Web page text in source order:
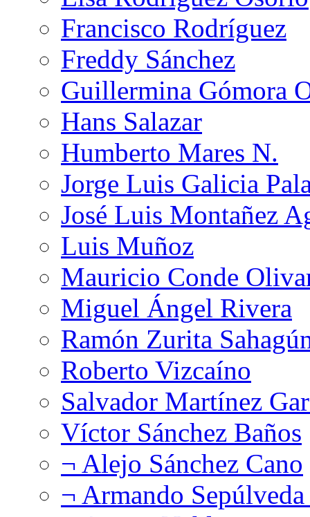
Francisco Rodríguez
Freddy Sánchez
Guillermina Gómora
Hans Salazar
Humberto Mares N.
Jorge Luis Galicia
José Luis Montañez
Luis Muñoz
Mauricio Conde
Miguel Ángel Rivera
Ramón Zurita
Roberto Vizcaíno
Salvador Martínez
Víctor Sánchez Baños
¬ Alejo Sánchez Cano
¬ Armando